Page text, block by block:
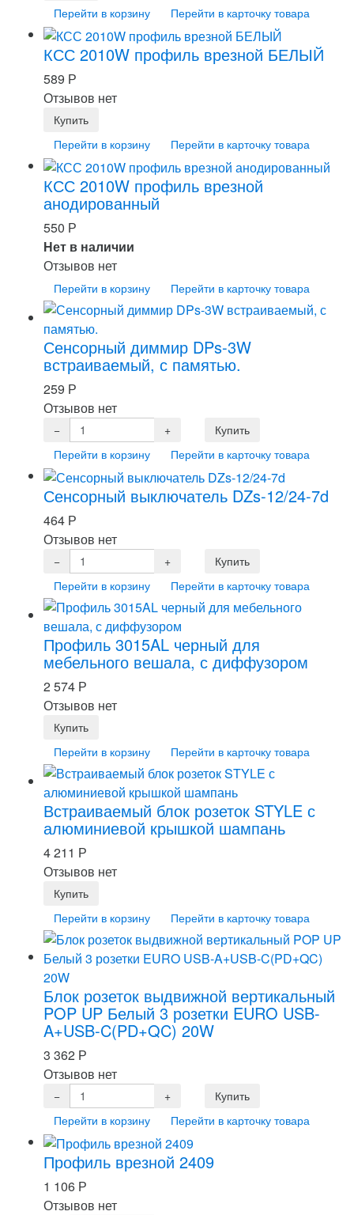
Перейти в корзину Перейти в карточку товара
КСС 2010W профиль врезной БЕЛЫЙ
589 Р
Отзывов нет
Перейти в корзину Перейти в карточку товара
КСС 2010W профиль врезной
анодированный
550 Р
Нет в наличии
Отзывов нет
Перейти в корзину Перейти в карточку товара
Сенсорный диммир DPs-3W
встраиваемый, с памятью.
259 Р
Отзывов нет
Перейти в корзину Перейти в карточку товара
Сенсорный выключатель DZs-12/24-7d
464 Р
Отзывов нет
Перейти в корзину Перейти в карточку товара
Профиль 3015AL черный для
мебельного вешала, с диффузором
2 574 Р
Отзывов нет
Перейти в корзину Перейти в карточку товара
Встраиваемый блок розеток STYLE с
алюминиевой крышкой шампань
4 211 Р
Отзывов нет
Перейти в корзину Перейти в карточку товара
Блок розеток выдвижной вертикальный
POP UP Белый 3 розетки EURO USB-
A+USB-C(PD+QC) 20W
3 362 Р
Отзывов нет
Перейти в корзину Перейти в карточку товара
Профиль врезной 2409
1 106 Р
Отзывов нет